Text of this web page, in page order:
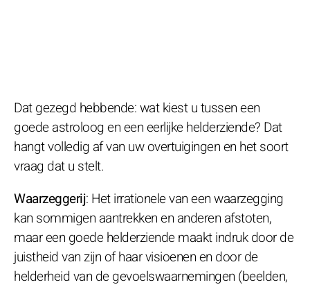
Dat gezegd hebbende: wat kiest u tussen een
goede astroloog en een eerlijke helderziende? Dat
hangt volledig af van uw overtuigingen en het soort
vraag dat u stelt.
Waarzeggerij: Het irrationele van een waarzegging
kan sommigen aantrekken en anderen afstoten,
maar een goede helderziende maakt indruk door de
juistheid van zijn of haar visioenen en door de
helderheid van de gevoelswaarnemingen (beelden,